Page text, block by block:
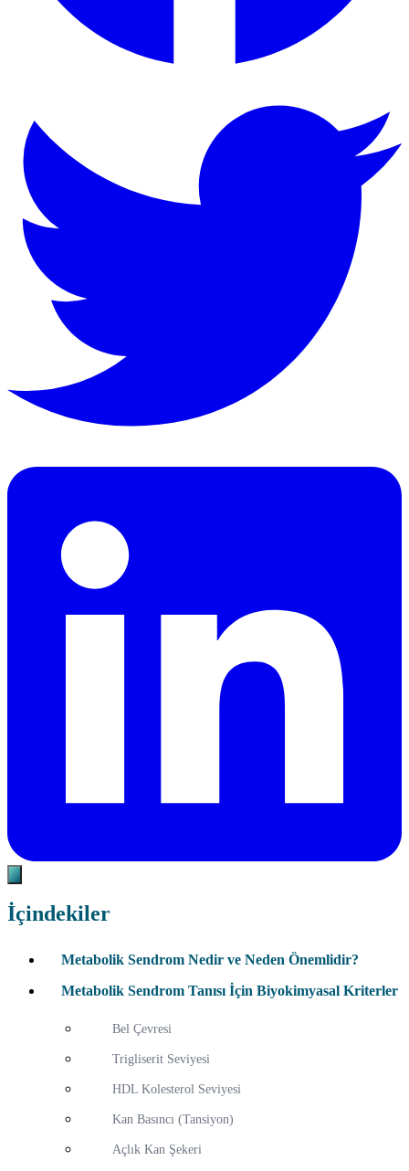
İçindekiler
Metabolik Sendrom Nedir ve Neden Önemlidir?
Metabolik Sendrom Tanısı İçin Biyokimyasal Kriterler
Bel Çevresi
Trigliserit Seviyesi
HDL Kolesterol Seviyesi
Kan Basıncı (Tansiyon)
Açlık Kan Şekeri